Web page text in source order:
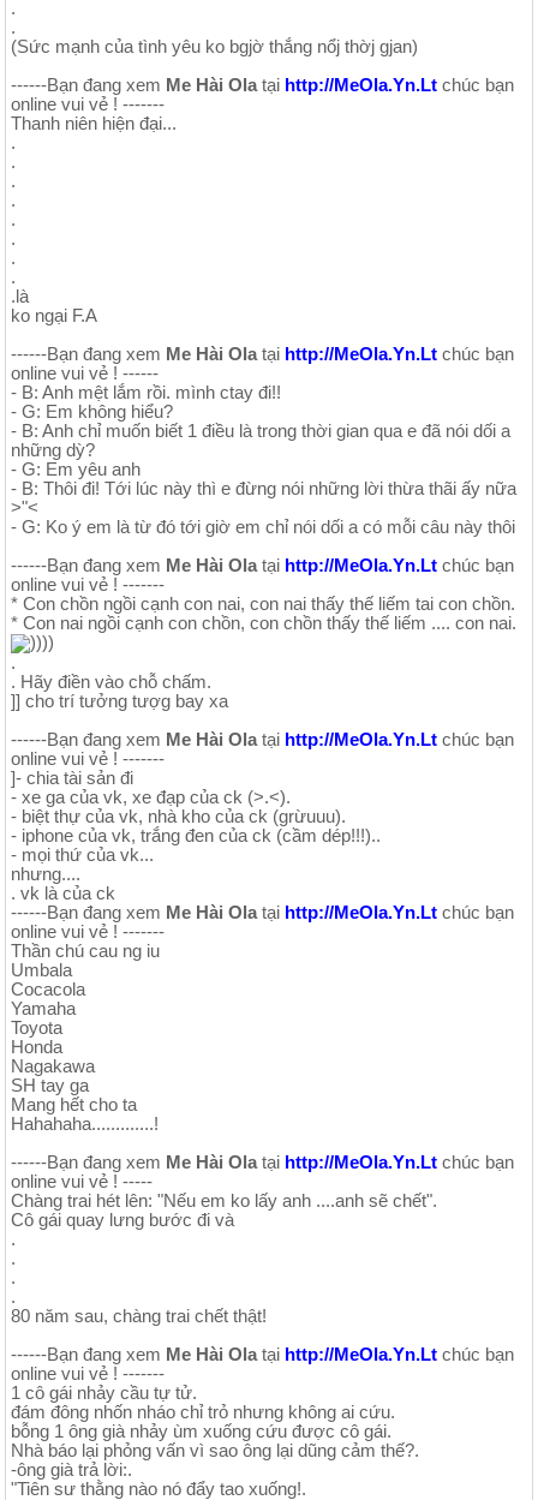
.
.
(Sức mạnh của tình yêu ko bgjờ thắng nổj thờj gjan)
------Bạn đang xem Me Hài Ola tại http://MeOla.Yn.Lt chúc bạn
online vui vẻ ! -------
Thanh niên hiện đại...
.
.
.
.
.
.
.
.
.là
ko ngại F.A
------Bạn đang xem Me Hài Ola tại http://MeOla.Yn.Lt chúc bạn
online vui vẻ ! ------
- B: Anh mệt lắm rồi. mình ctay đi!!
- G: Em không hiểu?
- B: Anh chỉ muốn biết 1 điều là trong thời gian qua e đã nói dối a
những dỳ?
- G: Em yêu anh
- B: Thôi đi! Tới lúc này thì e đừng nói những lời thừa thãi ấy nữa
>"<
- G: Ko ý em là từ đó tới giờ em chỉ nói dối a có mỗi câu này thôi
------Bạn đang xem Me Hài Ola tại http://MeOla.Yn.Lt chúc bạn
online vui vẻ ! -------
* Con chồn ngồi cạnh con nai, con nai thấy thế liếm tai con chồn.
* Con nai ngồi cạnh con chồn, con chồn thấy thế liếm .... con nai.
))))
.
. Hãy điền vào chỗ chấm.
]] cho trí tưởng tượg bay xa
------Bạn đang xem Me Hài Ola tại http://MeOla.Yn.Lt chúc bạn
online vui vẻ ! -------
⁭⁮⁭⁮⁭⁮⁭⁮⁭]- chia tài sản đi
- xe ga của vk, xe đạp của ck (>.<).
- biệt thự của vk, nhà kho của ck (grừuuu).
- iphone của vk, trắng đen của ck (cầm dép!!!)..
- mọi thứ của vk...
nhưng....
. vk là của ck
------Bạn đang xem Me Hài Ola tại http://MeOla.Yn.Lt chúc bạn
online vui vẻ ! -------
Thần chú cau ng iu
Umbala
Cocacola
Yamaha
Toyota
Honda
Nagakawa
SH tay ga
Mang hết cho ta
Hahahaha.............!
------Bạn đang xem Me Hài Ola tại http://MeOla.Yn.Lt chúc bạn
online vui vẻ ! -----
Chàng trai hét lên: "Nếu em ko lấy anh ....anh sẽ chết".
Cô gái quay lưng bước đi và
.
.
.
.
80 năm sau, chàng trai chết thật!
------Bạn đang xem Me Hài Ola tại http://MeOla.Yn.Lt chúc bạn
online vui vẻ ! -------
1 cô gái nhảy cầu tự tử.
đám đông nhốn nháo chỉ trỏ nhưng không ai cứu.
bỗng 1 ông già nhảy ùm xuống cứu được cô gái.
Nhà báo lại phỏng vấn vì sao ông lại dũng cảm thế?.
-ông già trả lời:.
"Tiên sư thằng nào nó đẩy tao xuống!.